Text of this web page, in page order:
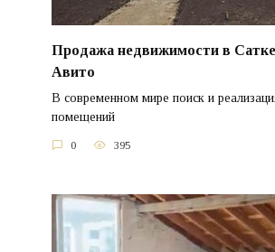
Продажа недвижимости в Сатке
Авито
В современном мире поиск и
помещений
0 395